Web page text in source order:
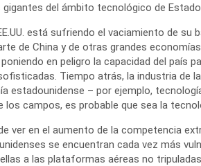
del ámbito tecnológico de
está sufriendo el vaciamiento de
de China y de otras grandes
en peligro la capacidad del país
Tiempo atrás, la industria de
estadounidense – por ejemplo,
los campos, es probable que sea la
ver en el aumento de la competencia
se encuentran cada vez más
a las plataformas aéreas no